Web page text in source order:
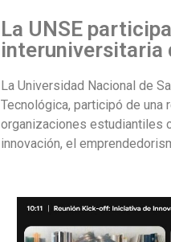
La UNSE
interuniversitaria
La Universidad Nacional de
Tecnológica, participó de una
organizaciones estudiantiles
innovación, el